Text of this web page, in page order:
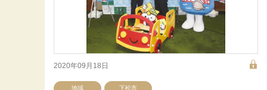
2020年09月18日
地域 下松市